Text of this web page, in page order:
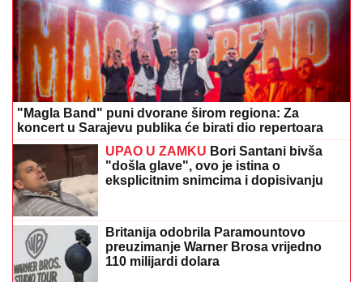
"Magla Band" puni dvorane širom regiona: Za
koncert u Sarajevu publika će birati dio repertoara
UPAO U ZAMKU Bori Santani bivša
"došla glave", ovo je istina o
eksplicitnim snimcima i dopisivanju
Britanija odobrila Paramountovo
preuzimanje Warner Brosa vrijedno
110 milijardi dolara